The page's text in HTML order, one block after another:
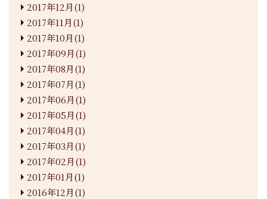
2017年12月(1)
2017年11月(1)
2017年10月(1)
2017年09月(1)
2017年08月(1)
2017年07月(1)
2017年06月(1)
2017年05月(1)
2017年04月(1)
2017年03月(1)
2017年02月(1)
2017年01月(1)
2016年12月(1)